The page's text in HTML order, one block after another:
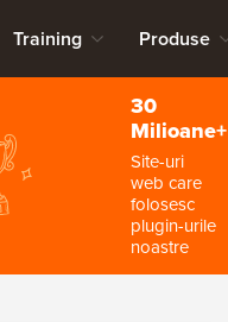
Training Produse
30
Milioane+
Site-uri
web care
folosesc
plugin-urile
noastre